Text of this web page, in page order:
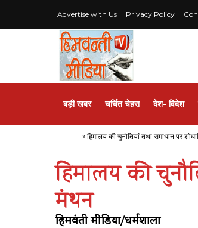
Advertise with Us Privacy Policy
बड़ी खबर चर्चित चेहरा देश- विदेश
» हिमालय की चुनौतियां तथा समाधान पर
हिमालय की
मंथन
हिमवंती मीडिया/धर्मशाला